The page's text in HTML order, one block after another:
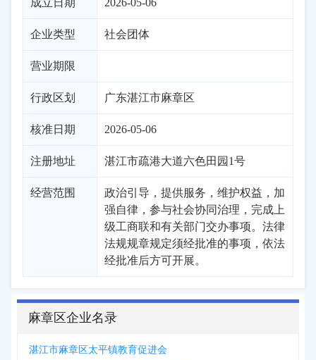
成立日期 2026-05-06
企业类型 社会团体
营业期限
行政区划 广东湛江市麻章区
核准日期 2026-05-06
注册地址 湛江市疏港大道六色田园1号
经营范围
政治引导，提供服务，维护权益，加
强自律，参与社会协同治理，完成上
级工商联和有关部门交办事项。法律
法规规章规定须经批准的事项，依法
经批准后方可开展。
麻章区企业名录
湛江市麻章区太平镇教育促进会